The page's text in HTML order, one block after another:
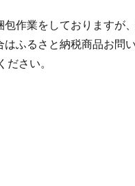
作業をしておりますが
ふるさと納税商品お問
ださい。